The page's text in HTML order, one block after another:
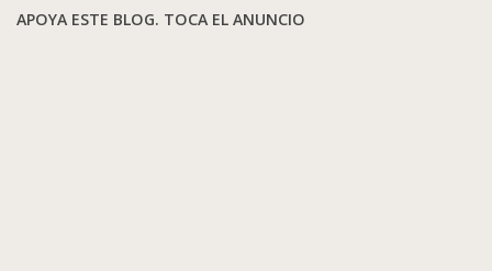
APOYA ESTE BLOG. TOCA EL ANUNCIO